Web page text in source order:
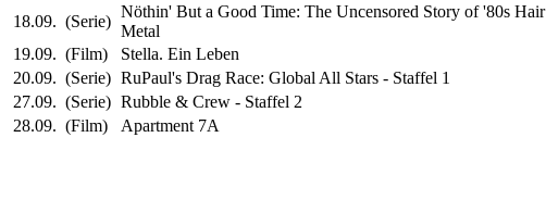
18.09. (Serie)
Nöthin' But a Good Time: The Uncensored Story of '80s Hair
Metal
19.09. (Film)
Stella. Ein Leben
20.09. (Serie) RuPaul's Drag Race: Global All Stars - Staffel 1
27.09. (Serie) Rubble & Crew - Staffel 2
28.09. (Film) Apartment 7A